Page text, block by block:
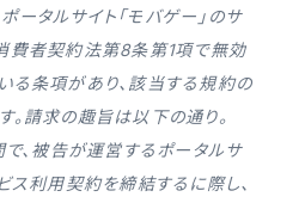
ータルサイト「モバゲー」のサ
費者契約法第8条第1項で無効
る条項があり、該当する規約の
。請求の趣旨は以下の通り。
、被告が運営するポータルサ
ス利用契約を締結するに際し、